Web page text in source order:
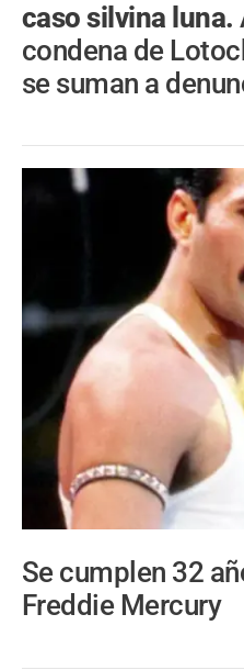
caso silvina luna.
condena de
se suman a
Se cumplen 32
Freddie Mercury